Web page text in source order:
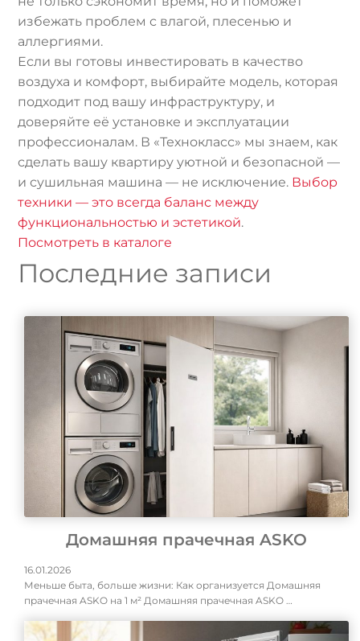
избежать проблем с влагой, плесенью и
аллергиями.
Если вы готовы инвестировать в качество
воздуха и комфорт, выбирайте модель, которая
подходит под вашу инфраструктуру, и
доверяйте её установке и эксплуатации
профессионалам. В «Технокласс» мы знаем, как
сделать вашу квартиру уютной и безопасной —
и сушильная машина — не исключение. Выбор
техники — это всегда баланс между
функциональностью и эстетикой.
Посмотреть в каталоге
Последние записи
Домашняя прачечная ASKO
16.01.2026
Меньше быта, больше жизни: Как организуется Домашняя
прачечная ASKO на 1 м² Домашняя прачечная ASKO …